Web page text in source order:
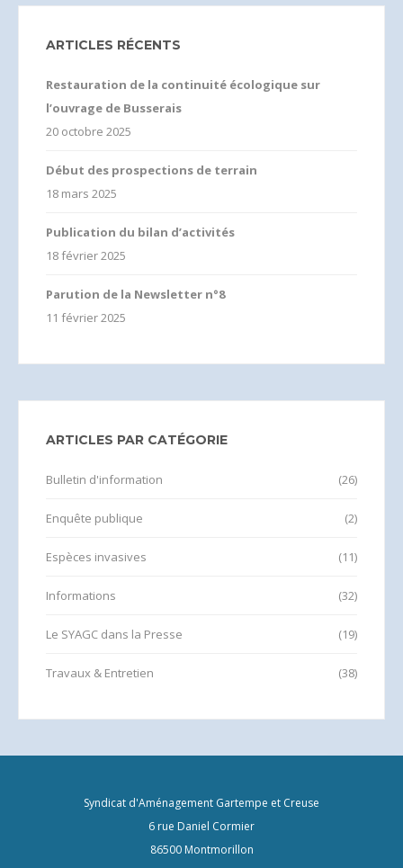
ARTICLES RÉCENTS
Restauration de la continuité écologique sur
l’ouvrage de Busserais
20 octobre 2025
Début des prospections de terrain
18 mars 2025
Publication du bilan d’activités
18 février 2025
Parution de la Newsletter n°8
11 février 2025
ARTICLES PAR CATÉGORIE
Bulletin d'information (26)
Enquête publique (2)
Espèces invasives (11)
Informations (32)
Le SYAGC dans la Presse (19)
Travaux & Entretien (38)
Syndicat d'Aménagement Gartempe et Creuse
6 rue Daniel Cormier
86500 Montmorillon